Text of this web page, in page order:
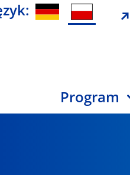
Program